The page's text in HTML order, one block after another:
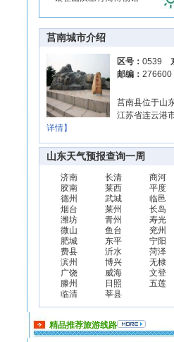
莒南城市介绍
区号： 0539
邮编：
莒南县位于山
江苏省连云港
详情】
山东天气预报查询一周
济南 长清
商河
胶南
莱西
平度
德州
武城
临邑
烟台
莱州
长岛
潍坊
青州
寿光
微山
鱼台
兖州
肥城
东平
宁阳
费县
沂水
菏泽
滨州
博兴
无棣
广饶
威海
文登
滕州
日照
五莲
临清
莘县
精品推荐旅游线路